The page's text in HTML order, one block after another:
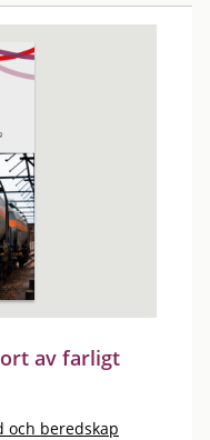
av farligt
och beredskap